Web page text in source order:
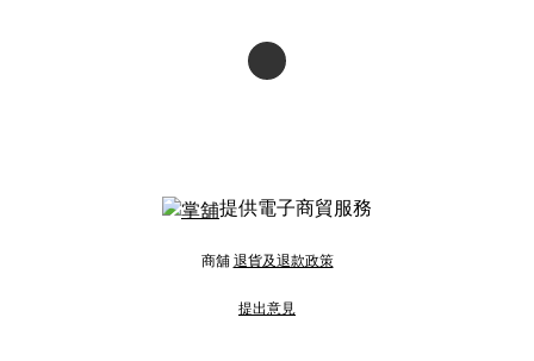
提供電子商貿服務
商舖 退貨及退款政策
提出意見